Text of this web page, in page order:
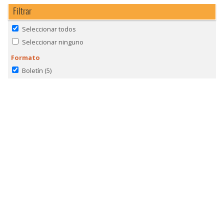
Filtrar
Seleccionar todos
Seleccionar ninguno
Formato
Boletín (5)